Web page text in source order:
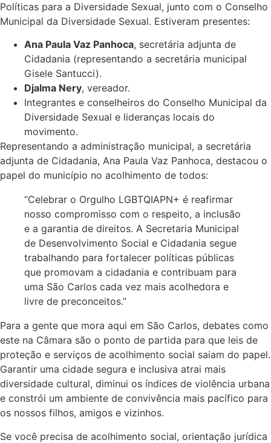
Políticas para a Diversidade Sexual, junto com o Conselho
Municipal da Diversidade Sexual. Estiveram presentes:
Ana Paula Vaz Panhoca, secretária adjunta de
Cidadania (representando a secretária municipal
Gisele Santucci).
Djalma Nery, vereador.
Integrantes e conselheiros do Conselho Municipal da
Diversidade Sexual e lideranças locais do
movimento.
Representando a administração municipal, a secretária
adjunta de Cidadania, Ana Paula Vaz Panhoca, destacou o
papel do município no acolhimento de todos:
“Celebrar o Orgulho LGBTQIAPN+ é reafirmar
nosso compromisso com o respeito, a inclusão
e a garantia de direitos. A Secretaria Municipal
de Desenvolvimento Social e Cidadania segue
trabalhando para fortalecer políticas públicas
que promovam a cidadania e contribuam para
uma São Carlos cada vez mais acolhedora e
livre de preconceitos.”
Para a gente que mora aqui em São Carlos, debates como
este na Câmara são o ponto de partida para que leis de
proteção e serviços de acolhimento social saiam do papel.
Garantir uma cidade segura e inclusiva atrai mais
diversidade cultural, diminui os índices de violência urbana
e constrói um ambiente de convivência mais pacífico para
os nossos filhos, amigos e vizinhos.
Se você precisa de acolhimento social, orientação jurídica